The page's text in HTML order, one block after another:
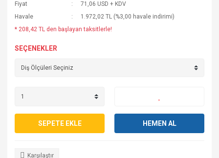
Fiyat
71,06 USD + KDV
Havale
1.972,02 TL (%3,00 havale indirimi)
* 208,42 TL den başlayan taksitlerle!
SEÇENEKLER
SEPETE EKLE HEMEN AL
Karşılaştır